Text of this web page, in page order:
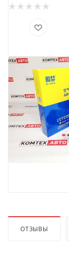
ОТЗЫВЫ